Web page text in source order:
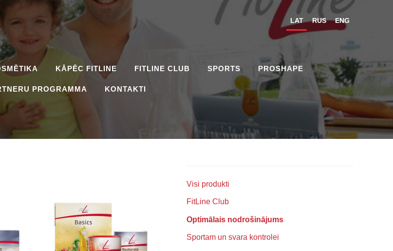
LAT RUS ENG
KĀPĒC FITLINE FITLINE CLUB SPORTS PROSHAPE
PROGRAMMA KONTAKTI
Visi produkti
FitLine Club
Optimālais nodrošinājums
Sportam un svara kontrolei